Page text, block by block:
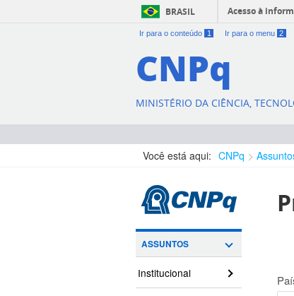
BRASIL Acesso à
Ir para o conteúdo 1 Ir para o menu 2
CNPq
MINISTÉRIO DA CIÊNCIA,
Você está aqui: CNPq
ASSUNTOS
Institucional